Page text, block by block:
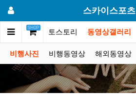
스카이스포츠
SHOP
커뮤니티 포토스토리 동영상갤러리
비행사진 비행동영상 해외동영상